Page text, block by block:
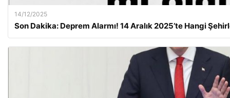
14/12/2025
Son Dakika: Deprem Alarmı! 14 Aralık 2025’te Hangi